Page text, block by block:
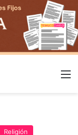
Religión